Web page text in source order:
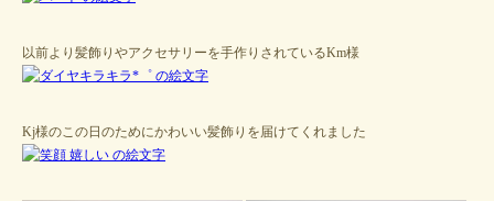
以前より髪飾りやアクセサリーを手作りされているKm様
Kj様のこの日のためにかわいい髪飾りを届けてくれました